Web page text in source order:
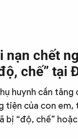
BÌNH
DÂN
nạn chết
chế” tại
huynh cần tăng
tiện của con
bị “độ, chế”